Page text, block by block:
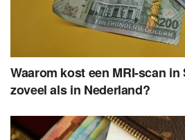
Waarom kost een MRI-scan
zoveel als in Nederland?